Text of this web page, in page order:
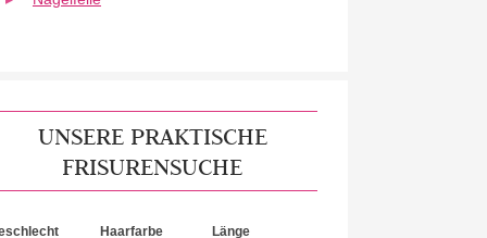
UNSERE PRAKTISCHE
FRISURENSUCHE
Haarfarbe Länge